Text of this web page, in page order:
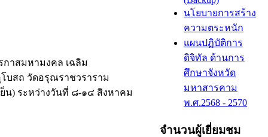
าสมหามงคล เฉลิม
บสถ วัดอรุณราชวราราม
น) ระหว่างวันที่ ๘-๑๔ สิงหาคม
นโยบายการสร้าง
ความตระหนัก
แผนปฏิบัติการ
ดิจิทัล ด้านการ
ศึกษาจังหวัด
มหาสารคาม
พ.ศ.2568 - 2570
จำนวนผู้เยี่ยมชม